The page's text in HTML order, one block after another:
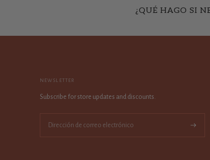
¿QUÉ HAGO SI
NEWSLETTER
Subscribe for store updates and discounts.
a